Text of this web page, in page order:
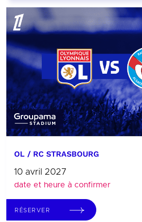
OL / RC STRASBOURG
10 avril 2027
date et heure à confirmer
RÉSERVER